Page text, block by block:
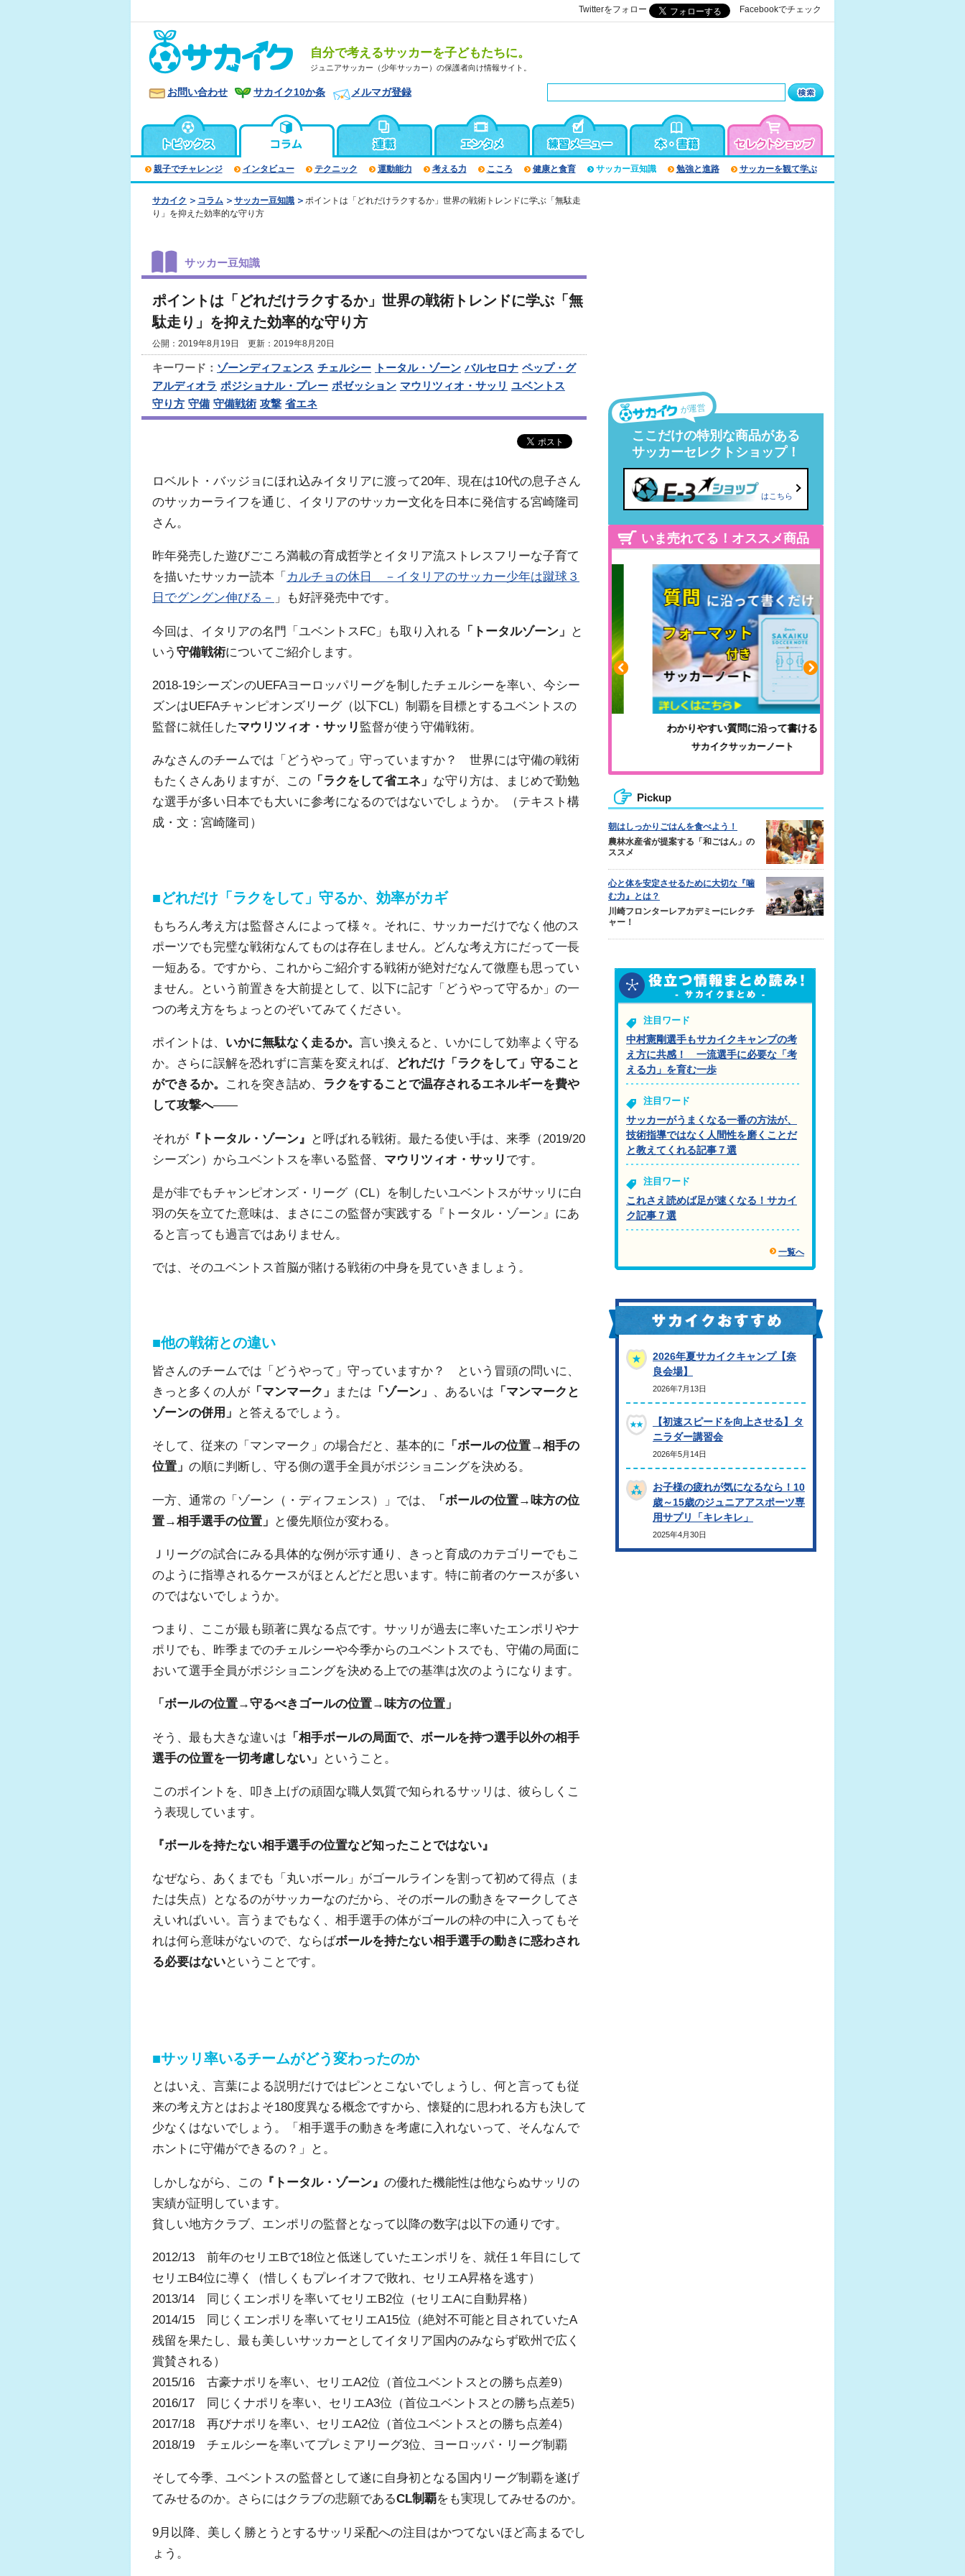
Twitterをフォロー Facebookでチェック
自分で考えるサッカーを子どもたちに。
ジュニアサッカー（少年サッカー）の保護者向け情報サイト。
お問い合わせ サカイク10か条 メルマガ登録
親子でチャレンジ インタビュー テクニック 運動能力 考える力 こころ 健康と食育 サッカー豆知識 勉強と進路 サッカーを観て学ぶ
サカイク コラム サッカー豆知識
ポイントは「どれだけラクするか」世界の戦術トレンドに学ぶ「無駄走
り」を抑えた効率的な守り方
サッカー豆知識
ポイントは「どれだけラクするか」世界の戦術トレンドに学ぶ「無
駄走り」を抑えた効率的な守り方
公開：2019年8月19日 更新：2019年8月20日
キーワード： ゾーンディフェンス チェルシー トータル・ゾーン バルセロナ ペップ・グ
アルディオラ ポジショナル・プレー ポゼッション マウリツィオ・サッリ ユベントス
守り方 守備 守備戦術 攻撃 省エネ
ロベルト・バッジョにほれ込みイタリアに渡って20年、現在は10代の息子さん
のサッカーライフを通じ、イタリアのサッカー文化を日本に発信する宮崎隆司
さん。
昨年発売した遊びごころ満載の育成哲学とイタリア流ストレスフリーな子育て
を描いたサッカー読本「 カルチョの休日 －イタリアのサッカー少年は蹴球３
日でグングン伸びる－ 」も好評発売中です。
今回は、イタリアの名門「ユベントスFC」も取り入れる 「トータルゾーン」 と
いう 守備戦術についてご紹介します。
2018-19シーズンのUEFAヨーロッパリーグを制したチェルシーを率い、今シー
ズンはUEFAチャンピオンズリーグ（以下CL）制覇を目標とするユベントスの
監督に就任したマウリツィオ・サッリ 監督が使う守備戦術。
みなさんのチームでは「どうやって」守っていますか？ 世界には守備の戦術
もたくさんありますが、この 「ラクをして省エネ」 な守り方は、まじめで勤勉
な選手が多い日本でも大いに参考になるのではないでしょうか。（テキスト構
成・文：宮崎隆司）
■どれだけ「ラクをして」守るか、効率がカギ
もちろん考え方は監督さんによって様々。それに、サッカーだけでなく他のス
ポーツでも完璧な戦術なんてものは存在しません。どんな考え方にだって一長
一短ある。ですから、これからご紹介する戦術が絶対だなんて微塵も思ってい
ません。という前置きを大前提として、以下に記す「どうやって守るか」の一
つの考え方をちょっとのぞいてみてください。
ポイントは、 いかに無駄なく走るか。 言い換えると、いかにして効率よく守る
か。さらに誤解を恐れずに言葉を変えれば、 どれだけ「ラクをして」守ること
ができるか。 これを突き詰め、 ラクをすることで温存されるエネルギーを費や
して攻撃へ――
それが 『トータル・ゾーン』 と呼ばれる戦術。最たる使い手は、来季（2019/20
シーズン）からユベントスを率いる監督、 マウリツィオ・サッリ です。
是が非でもチャンピオンズ・リーグ（CL）を制したいユベントスがサッリに白
羽の矢を立てた意味は、まさにこの監督が実践する『トータル・ゾーン』にあ
ると言っても過言ではありません。
では、そのユベントス首脳が賭ける戦術の中身を見ていきましょう。
■他の戦術との違い
皆さんのチームでは「どうやって」守っていますか？ という冒頭の問いに、
きっと多くの人が 「マンマーク」 または 「ゾーン」 、あるいは 「マンマークと
ゾーンの併用」 と答えるでしょう。
そして、従来の「マンマーク」の場合だと、基本的に 「ボールの位置→相手の
位置」 の順に判断し、守る側の選手全員がポジショニングを決める。
一方、通常の「ゾーン（・ディフェンス）」では、
「ボールの位置→味方の位
置→相手選手の位置」 と優先順位が変わる。
Ｊリーグの試合にみる具体的な例が示す通り、きっと育成のカテゴリーでもこ
のように指導されるケースがほとんどだと思います。特に前者のケースが多い
のではないでしょうか。
つまり、ここが最も顕著に異なる点です。サッリが過去に率いたエンポリやナ
ポリでも、昨季までのチェルシーや今季からのユベントスでも、守備の局面に
おいて選手全員がポジショニングを決める上での基準は次のようになります。
「ボールの位置→守るべきゴールの位置→味方の位置」
そう、最も大きな違いは 「相手ボールの局面で、ボールを持つ選手以外の相手
選手の位置を一切考慮しない」 ということ。
このポイントを、叩き上げの頑固な職人気質で知られるサッリは、彼らしくこ
う表現しています。
『ボールを持たない相手選手の位置など知ったことではない』
なぜなら、あくまでも「丸いボール」がゴールラインを割って初めて得点（ま
たは失点）となるのがサッカーなのだから、そのボールの動きをマークしてさ
えいればいい。言うまでもなく、相手選手の体がゴールの枠の中に入ってもそ
れは何ら意味がないので、ならばボールを持たない相手選手の動きに惑わされ
る必要はないということです。
■サッリ率いるチームがどう変わったのか
とはいえ、言葉による説明だけではピンとこないでしょうし、何と言っても従
来の考え方とはおよそ180度異なる概念ですから、懐疑的に思われる方も決して
少なくはないでしょう。「相手選手の動きを考慮に入れないって、そんなんで
ホントに守備ができるの？」と。
しかしながら、この 『トータル・ゾーン』 の優れた機能性は他ならぬサッリの
実績が証明しています。
貧しい地方クラブ、エンポリの監督となって以降の数字は以下の通りです。
2012/13 前年のセリエBで18位と低迷していたエンポリを、就任１年目にして
セリエB4位に導く（惜しくもプレイオフで敗れ、セリエA昇格を逃す）
2013/14 同じくエンポリを率いてセリエB2位（セリエAに自動昇格）
2014/15 同じくエンポリを率いてセリエA15位（絶対不可能と目されていたA
残留を果たし、最も美しいサッカーとしてイタリア国内のみならず欧州で広く
賞賛される）
2015/16 古豪ナポリを率い、セリエA2位（首位ユベントスとの勝ち点差9）
2016/17 同じくナポリを率い、セリエA3位（首位ユベントスとの勝ち点差5）
2017/18 再びナポリを率い、セリエA2位（首位ユベントスとの勝ち点差4）
2018/19 チェルシーを率いてプレミアリーグ3位、ヨーロッパ・リーグ制覇
そして今季、ユベントスの監督として遂に自身初となる国内リーグ制覇を遂げ
てみせるのか。さらにはクラブの悲願であるCL制覇をも実現してみせるのか。
9月以降、美しく勝とうとするサッリ采配への注目はかつてないほど高まるでし
ょう。
が運営
ここだけの特別な商品がある
サッカーセレクトショップ！
はこちら
いま売れてる！オススメ商品
ふくらはぎの張りや疲れに わかりやすい質問に沿って書ける
サカイクサッカーノート
Pickup
朝はしっかりごはんを食べよう！
農林水産省が提案する「和ごはん」の
ススメ
心と体を安定させるために大切な『噛
む力』とは？
川崎フロンターレアカデミーにレクチ
ャー！
注目ワード
中村憲剛選手もサカイクキャンプの考
え方に共感！ 一流選手に必要な「考
える力」を育む一歩
注目ワード
サッカーがうまくなる一番の方法が、
技術指導ではなく人間性を磨くことだ
と教えてくれる記事７選
注目ワード
これさえ読めば足が速くなる！サカイ
ク記事７選
一覧へ
2026年夏サカイクキャンプ【奈
良会場】
2026年7月13日
【初速スピードを向上させる】タ
ニラダー講習会
2026年5月14日
お子様の疲れが気になるなら！10
歳～15歳のジュニアアスポーツ専
用サプリ「キレキレ」
2025年4月30日